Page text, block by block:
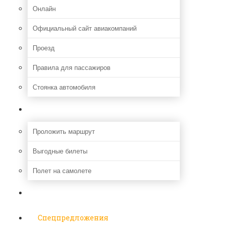
Онлайн
Официальный сайт авиакомпаний
Проезд
Правила для пассажиров
Стоянка автомобиля
Проложить маршрут
Выгодные билеты
Полет на самолете
Спецпредложения